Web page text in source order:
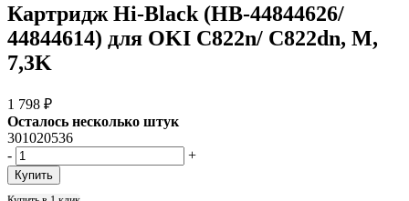
Картридж Hi-Black (HB-44844626/
44844614) для OKI C822n/ C822dn, M,
7,3K
1 798 ₽
Осталось несколько штук
301020536
-
+